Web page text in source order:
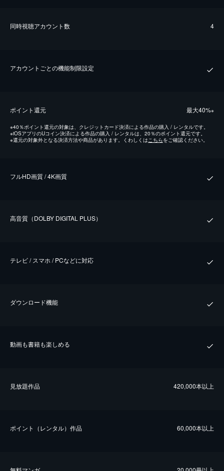
同時視聴アカウント数 4
アカウントごとの機能制限設定
ポイント還元 最⼤40%※
※40％ポイント還元の対象は、クレジットカード決済による作品の購入 / レンタルです。
※iOSアプリのUコイン決済による作品の購入 / レンタルは、20％のポイント還元です。
※還元の対象外となる決済方法や商品があります。くわしくは こちらをご確認ください。
フルHD画質 / 4K画質
⾼⾳質（DOLBY DIGITAL PLUS）
テレビ / スマホ / PCなどに対応
ダウンロード機能
動画も書籍も楽しめる
⾒放題作品 420,000本以上
ポイント（レンタル）作品 60,000本以上